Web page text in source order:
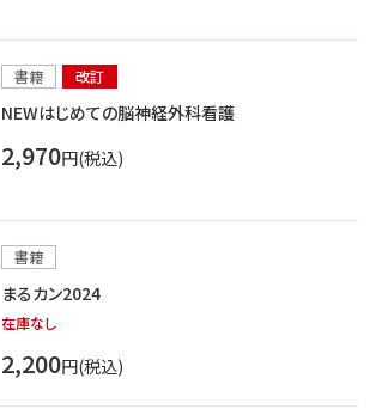
書籍 改訂
NEWはじめての脳神経外科看護
2,970円(税込)
書籍
まるカン2024
在庫なし
2,200円(税込)